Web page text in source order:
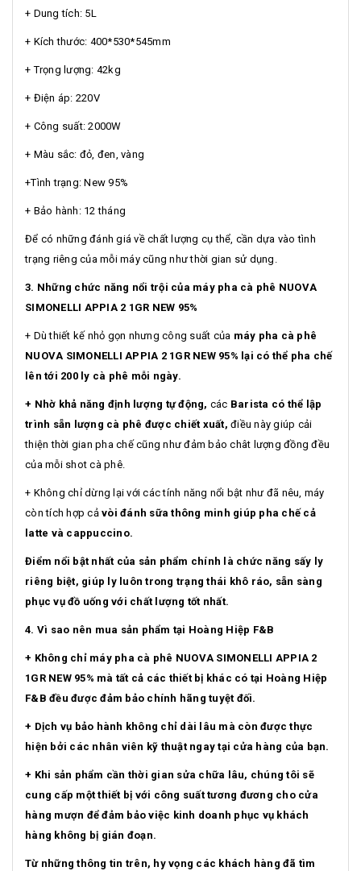
+ Dung tích: 5L
+ Kích thước: 400*530*545mm
+ Trọng lượng: 42kg
+ Điện áp: 220V
+ Công suất: 2000W
+ Màu sắc: đỏ, đen, vàng
+Tình trạng: New 95%
+ Bảo hành: 12 tháng
Để có những đánh giá về chất lượng cụ thể, cần dựa vào tình
trạng riêng của mỗi máy cũng như thời gian sử dụng.
3. Những chức năng nổi trội của máy pha cà phê NUOVA
SIMONELLI APPIA 2 1GR NEW 95%
+ Dù thiết kế nhỏ gọn nhưng công suất của máy pha cà phê
NUOVA SIMONELLI APPIA 2 1GR NEW 95% lại có thể pha chế
lên tới 200 ly cà phê mỗi ngày.
+ Nhờ khả năng định lượng tự động, các Barista có thể lập
trình sẵn lượng cà phê được chiết xuất, điều này giúp cải
thiện thời gian pha chế cũng như đảm bảo chât lượng đồng đều
của mỗi shot cà phê.
+ Không chỉ dừng lại với các tính năng nổi bật như đã nêu, máy
còn tích hợp cả vòi đánh sữa thông minh giúp pha chế cả
latte và cappuccino.
Điểm nổi bật nhất của sản phẩm chính là chức năng sấy ly
riêng biệt, giúp ly luôn trong trạng thái khô ráo, sẵn sàng
phục vụ đồ uống với chất lượng tốt nhất.
4. Vì sao nên mua sản phẩm tại Hoàng Hiệp F&B
+ Không chỉ máy pha cà phê NUOVA SIMONELLI APPIA 2
1GR NEW 95% mà tất cả các thiết bị khác có tại Hoàng Hiệp
F&B đều được đảm bảo chính hãng tuyệt đối.
+ Dịch vụ bảo hành không chỉ dài lâu mà còn được thực
hiện bởi các nhân viên kỹ thuật ngay tại cửa hàng của bạn.
+ Khi sản phẩm cần thời gian sửa chữa lâu, chúng tôi sẽ
cung cấp một thiết bị với công suất tương đương cho cửa
hàng mượn để đảm bảo việc kinh doanh phục vụ khách
hàng không bị gián đoạn.
Từ những thông tin trên, hy vọng các khách hàng đã tìm